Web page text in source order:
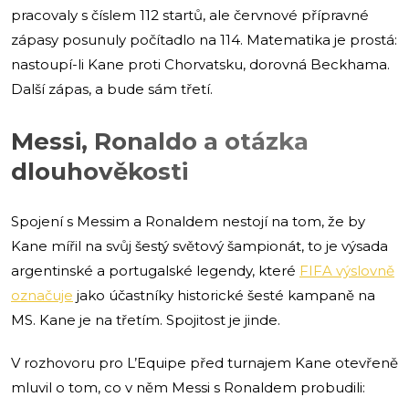
pracovaly s číslem 112 startů, ale červnové přípravné
zápasy posunuly počítadlo na 114. Matematika je prostá:
nastoupí-li Kane proti Chorvatsku, dorovná Beckhama.
Další zápas, a bude sám třetí.
Messi, Ronaldo a otázka
dlouhověkosti
Spojení s Messim a Ronaldem nestojí na tom, že by
Kane mířil na svůj šestý světový šampionát, to je výsada
argentinské a portugalské legendy, které FIFA výslovně
označuje jako účastníky historické šesté kampaně na
MS. Kane je na třetím. Spojitost je jinde.
V rozhovoru pro L’Equipe před turnajem Kane otevřeně
mluvil o tom, co v něm Messi s Ronaldem probudili: